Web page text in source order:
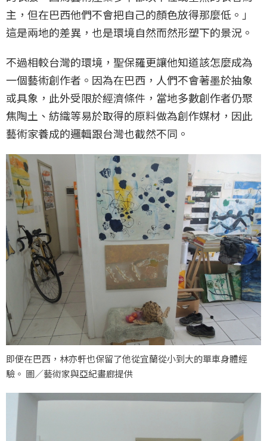
主，但在巴西他們不會把自己的顏色放得那麼低。」
這是兩地的差異，也是環境自然而然形塑下的景況。
不過相較台灣的環境，聖保羅更讓他知道該怎麼成為
一個藝術創作者。因為在巴西，人們不會著墨於抽象
或具象，此外受限於經濟條件，當地多數創作者仍聚
焦陶土、紡織等易於取得的原料做為創作媒材，因此
藝術家養成的邏輯跟台灣也截然不同。
即便在巴西，林亦軒也保留了他從宜蘭從小到大的單車身體經
驗。 圖／藝術家與亞紀畫廊提供